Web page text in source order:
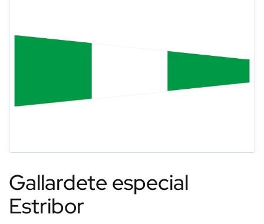
Gallardete especial
Estribor